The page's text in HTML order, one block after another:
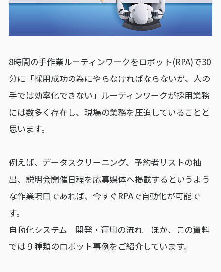
8時間の手作業ルーティンワークをロボット(RPA)で30
分に「採用成功の為にやらなければならないが、人の
手では効率化できない」ルーティンワークが採用業務
には数多く存在し、現場の業務を圧迫していることと
思います。
例えば、データスクリーニング、予約者リストの抽
出、説明会開催日程を応募媒体へ掲載するというよう
な作業項目であれば、今すぐRPAで自動化が可能で
す。
自動化システム 開発・運用の流れ ほか、この資料
では９種類のロボット事例をご紹介しています。